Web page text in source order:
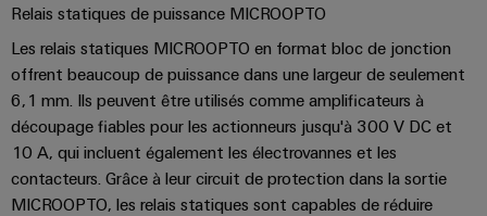
Relais statiques de puissance MICROOPTO
Les relais statiques MICROOPTO en format bloc de jonction
offrent beaucoup de puissance dans une largeur de seulement
6,1 mm. Ils peuvent être utilisés comme amplificateurs à
découpage fiables pour les actionneurs jusqu'à 300 V DC et
10 A, qui incluent également les électrovannes et les
contacteurs. Grâce à leur circuit de protection dans la sortie
MICROOPTO, les relais statiques sont capables de réduire